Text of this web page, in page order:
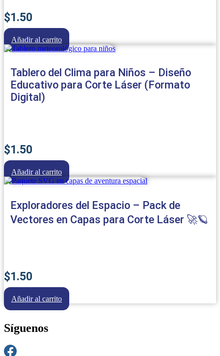
$1.50
Añadir al carrito
Tablero del Clima para Niños – Diseño
Educativo para Corte Láser (Formato
Digital)
$1.50
Añadir al carrito
Exploradores del Espacio – Pack de
Vectores en Capas para Corte Láser 🚀🪐
$1.50
Añadir al carrito
Síguenos